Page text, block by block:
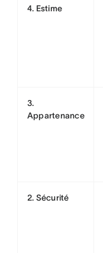
4. Estime
3.
Appartenance
2. Sécurité